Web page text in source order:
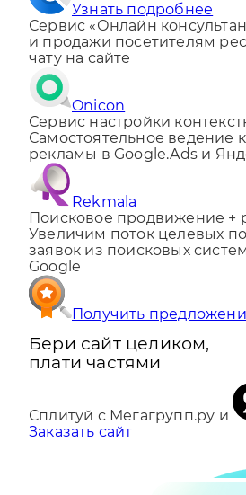
Узнать подробнее
Сервис «Онлайн
и продажи посетителям
чату на сайте
Onicon
Сервис настройки
Самостоятельное ведение
рекламы в Google.Ads и
Rekmala
Поисковое продвижение +
Увеличим поток целевых
заявок из поисковых
Google
Бери сайт целиком,
Сплитуй с Мегагрупп.ру и